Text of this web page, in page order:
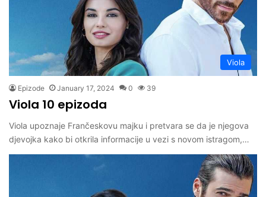
Viola
Epizode January 17, 2024 0 39
Viola 10 epizoda
Viola upoznaje Frančeskovu majku i pretvara se da je njegova
djevojka kako bi otkrila informacije u vezi s novom istragom,…